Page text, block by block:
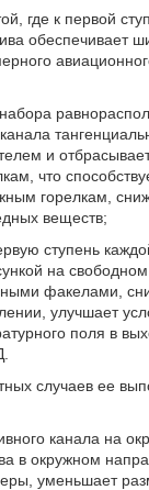
где к первой
обеспечивает
и отбрасывает
что
горелкам,
веществ;
ступень
на
факелами,
улучшает
поля в
случаев ее
канала на
в окружном
уменьшает